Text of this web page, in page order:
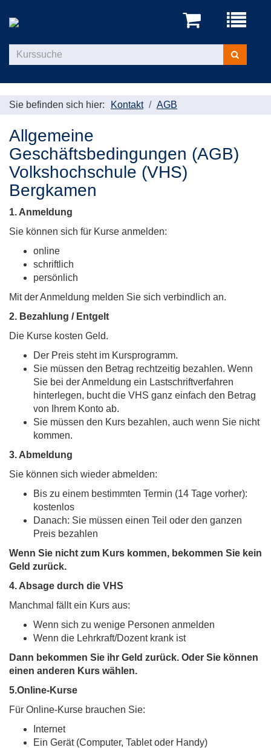
Menü
Kurse
suchen
Sie befinden sich hier: Kontakt AGB
Allgemeine
Geschäftsbedingungen (AGB)
Volkshochschule (VHS)
Bergkamen
1. Anmeldung
Sie können sich für Kurse anmelden:
online
schriftlich
persönlich
Mit der Anmeldung melden Sie sich verbindlich an.
2. Bezahlung / Entgelt
Die Kurse kosten Geld.
Der Preis steht im Kursprogramm.
Sie müssen den Betrag rechtzeitig bezahlen. Wenn
Sie bei der Anmeldung ein Lastschriftverfahren
hinterlegen, bucht die VHS ganz einfach den Betrag
von Ihrem Konto ab.
Sie müssen den Kurs bezahlen, auch wenn Sie nicht
kommen.
3. Abmeldung
Sie können sich wieder abmelden:
Bis zu einem bestimmten Termin (14 Tage vorher):
kostenlos
Danach: Sie müssen einen Teil oder den ganzen
Preis bezahlen
Wenn Sie nicht zum Kurs kommen, bekommen Sie kein
Geld zurück.
4. Absage durch die VHS
Manchmal fällt ein Kurs aus:
Wenn sich zu wenige Personen anmelden
Wenn die Lehrkraft/Dozent krank ist
Dann bekommen Sie ihr Geld zurück. Oder Sie können
einen anderen Kurs wählen.
5.Online-Kurse
Für Online-Kurse brauchen Sie:
Internet
Ein Gerät (Computer, Tablet oder Handy)